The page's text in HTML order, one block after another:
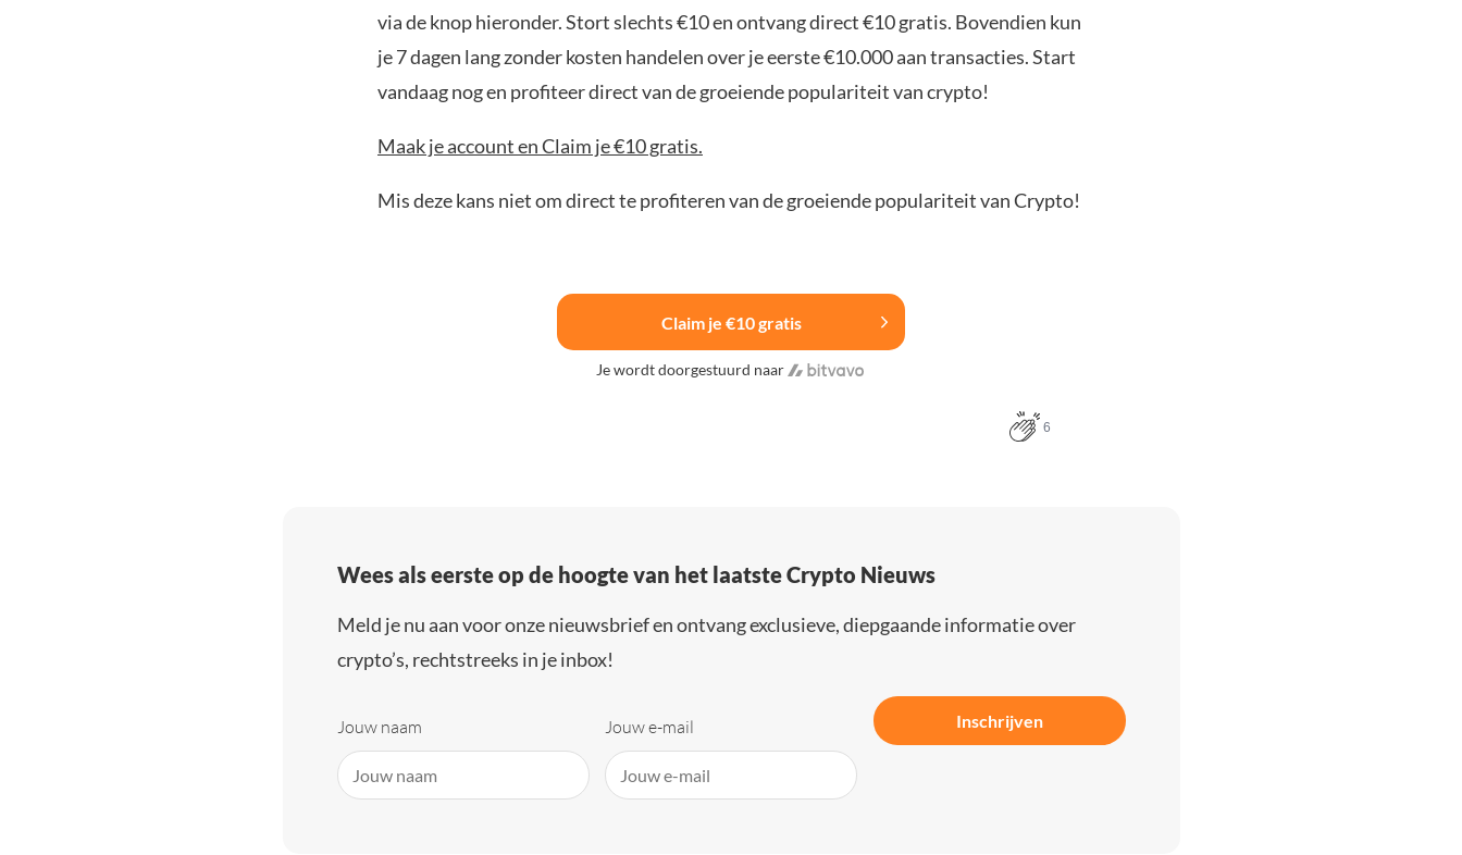
via de knop hieronder. Stort slechts €10 en ontvang direct €10 gratis. Bovendien kun
je 7 dagen lang zonder kosten handelen over je eerste €10.000 aan transacties. Start
vandaag nog en profiteer direct van de groeiende populariteit van crypto!
Maak je account en Claim je €10 gratis.
Mis deze kans niet om direct te profiteren van de groeiende populariteit van Crypto!
Claim je €10 gratis
Je wordt doorgestuurd naar
6
Wees als eerste op de hoogte van het laatste Crypto Nieuws
Meld je nu aan voor onze nieuwsbrief en ontvang exclusieve, diepgaande informatie over
crypto’s, rechtstreeks in je inbox!
Jouw naam Jouw e-mail Inschrijven